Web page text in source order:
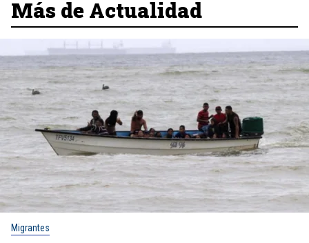
Más de Actualidad
Migrantes